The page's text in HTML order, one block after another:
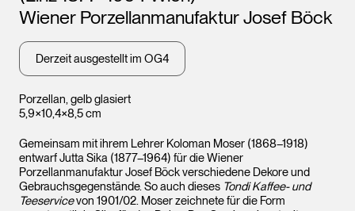
Porzellan, gelb glasiert
5,9×10,4×8,5 cm
Wiener Porzellanmanufaktur Josef Böck
Derzeit ausgestellt im OG4
Gemeinsam mit ihrem Lehrer Koloman Moser (1868–1918)
entwarf Jutta Sika (1877–1964) für die Wiener
Porzellanmanufaktur Josef Böck verschiedene Dekore und
Gebrauchsgegenstände. So auch dieses Tondi Kaffee- und
Teeservicevon 1901/02. Moser zeichnete für die Form